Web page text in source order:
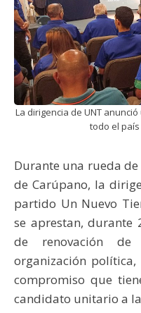
La dirigencia de UNT
todo el
Durante una rueda
de Carúpano, la
partido Un Nuevo
se aprestan, durante
de renovación
organización
compromiso que
candidato unitario a